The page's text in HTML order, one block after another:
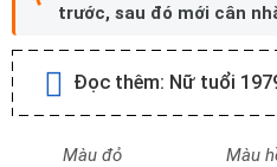
trước, sau đó mới cân
Đọc thêm: Nữ tuổi
Màu đỏ Màu